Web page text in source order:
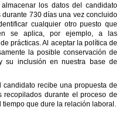
los datos del candidato
730 días una vez concluido
cualquier otro puesto que
se aplica, por ejemplo, a las
prácticas. Al aceptar la política de
la posible conservación de
su inclusión en nuestra base de
recibe una propuesta de
recopilados durante el proceso de
que dure la relación laboral.